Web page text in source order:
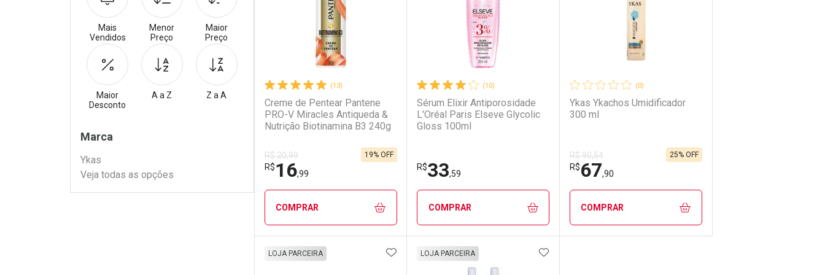
(13)
Creme de Pentear Pantene
PRO-V Miracles Antiqueda &
Nutrição Biotinamina B3 240g
R$ 20,99
R$16,99
19% OFF
COMPRAR
FECHAR
FECHAR
(10)
Sérum Elixir Antiporosidade
L'Oréal Paris Elseve Glycolic
Gloss 100ml
R$33,59
COMPRAR
FECHAR
FECHAR
(0)
Ykas Ykachos Umidificador
300 ml
R$ 90,54
R$67,90
25% OFF
COMPRAR
LOJA PARCEIRA ADICIONAR AOS FAVORITOS
LOJA PARCEIRA ADICIONAR AOS FAVORITOS
Mais
Vendidos
Menor
Preço
Maior
Preço
Maior
Desconto
A a Z Z a A
Filtros
Marca
Ykas
Veja todas as opções